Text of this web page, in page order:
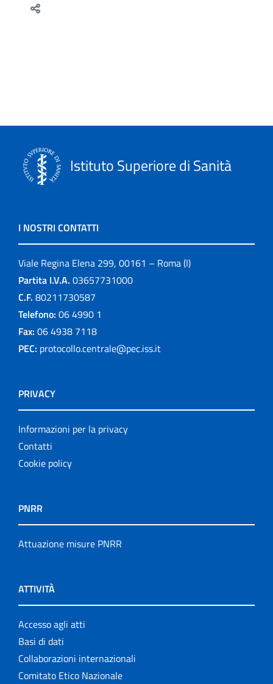
Istituto Superiore di Sanità
I NOSTRI CONTATTI
Viale Regina Elena 299, 00161 – Roma (I)
Partita I.V.A. 03657731000
C.F. 80211730587
Telefono: 06 4990 1
Fax: 06 4938 7118
PEC: protocollo.centrale@pec.iss.it
PRIVACY
Informazioni per la privacy
Contatti
Cookie policy
PNRR
Attuazione misure PNRR
ATTIVITÀ
Accesso agli atti
Basi di dati
Collaborazioni internazionali
Comitato Etico Nazionale